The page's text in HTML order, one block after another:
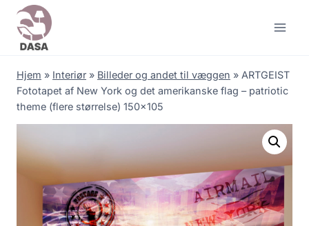
Skip
content
Hjem » Interiør » Billeder og andet til væggen » ARTGEIST
Fototapet af New York og det amerikanske flag – patriotic
theme (flere størrelse) 150×105